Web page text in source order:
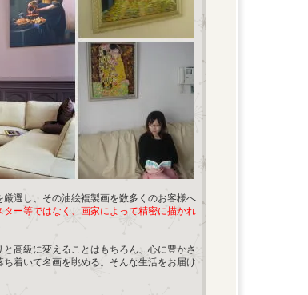
選し、その油絵複製画を数多くのお客様へ
ー等ではなく、画家によって精密に描かれ
高級に変えることはもちろん、心に豊かさ
着いて名画を眺める。そんな生活をお届け